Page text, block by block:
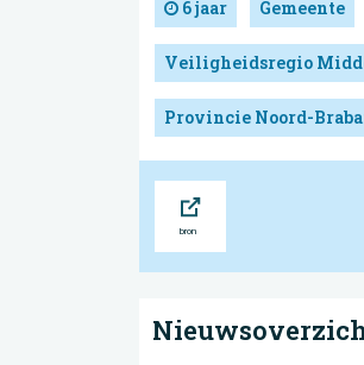
6 jaar Gemeente
Veiligheidsregio
Provincie Noord-